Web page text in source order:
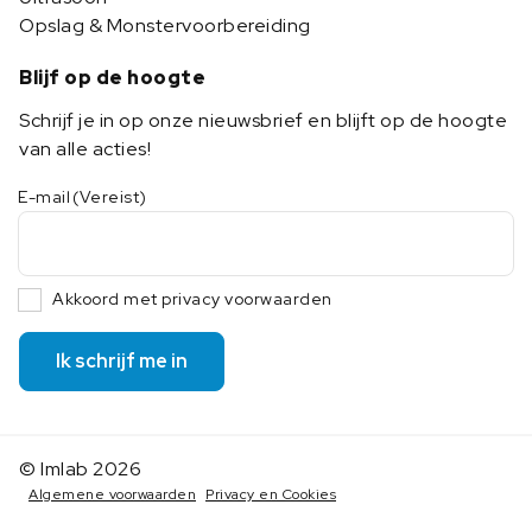
Opslag & Monstervoorbereiding
Blijf op de hoogte
Schrijf je in op onze nieuwsbrief en blijft op de hoogte
van alle acties!
E-mail (Vereist)
Akkoord met privacy voorwaarden
Ik schrijf me in
© Imlab 2026
Algemene voorwaarden Privacy en Cookies